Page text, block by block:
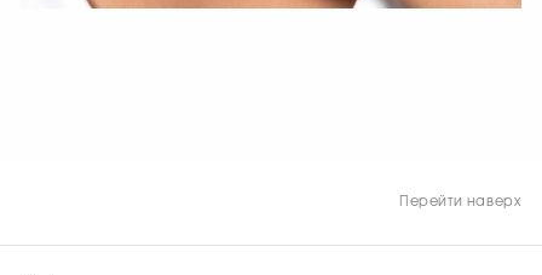
Перейти наверх